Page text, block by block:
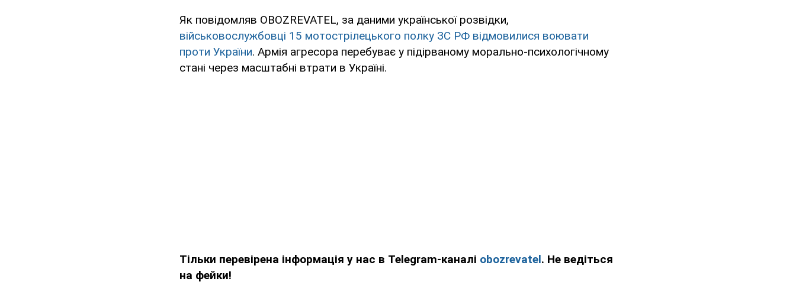
Як повідомляв OBOZREVATEL, за даними української розвідки,
військовослужбовці 15 мотострілецького полку ЗС РФ відмовилися воювати
проти України. Армія агресора перебуває у підірваному морально-психологічному
стані через масштабні втрати в Україні.
Тільки перевірена інформація у нас в Telegram-каналі obozrevatel. Не ведіться
на фейки!